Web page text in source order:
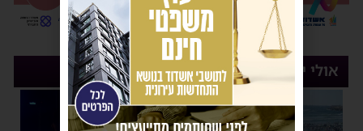
אולי יעניין אותך